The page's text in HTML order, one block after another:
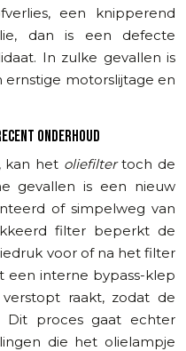
een knipperend
dan is een defecte
In zulke gevallen is
ernstige motorslijtage en
ONDERHOUD
kan het oliefiltertoch de
gevallen is een nieuw
of simpelweg van
filter beperkt de
voor of na het filter
een interne bypass-klep
raakt, zodat de
Dit proces gaat echter
die het olielampje